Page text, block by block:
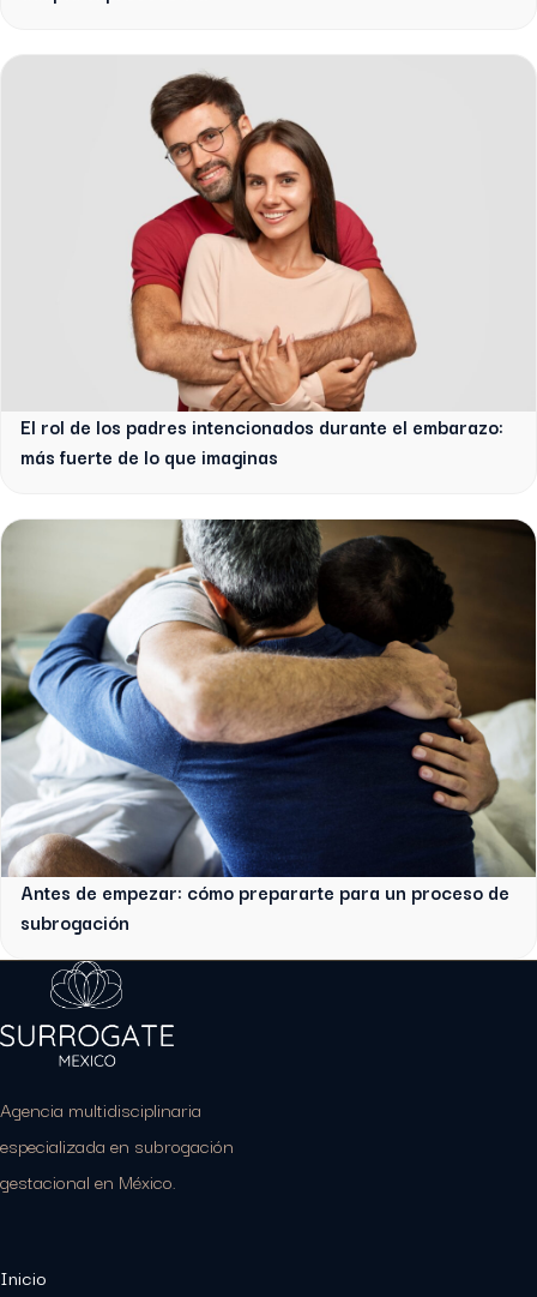
El rol de los padres intencionados durante el embarazo:
más fuerte de lo que imaginas
Antes de empezar: cómo prepararte para un proceso de
subrogación
Agencia multidisciplinaria
especializada en subrogación
gestacional en México.
Inicio